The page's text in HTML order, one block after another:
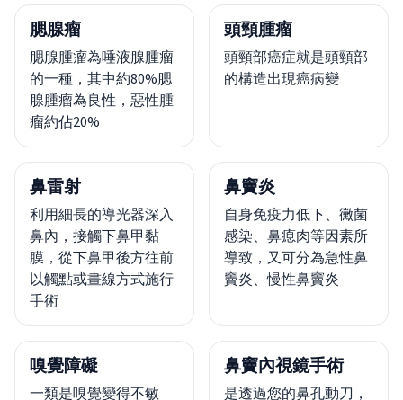
腮腺瘤
腮腺腫瘤為唾液腺腫瘤
的一種，其中約80%腮
腺腫瘤為良性，惡性腫
瘤約佔20%
頭頸腫瘤
頭頸部癌症就是頭頸部
的構造出現癌病變
鼻雷射
利用細長的導光器深入
鼻內，接觸下鼻甲黏
膜，從下鼻甲後方往前
以觸點或畫線方式施行
手術
鼻竇炎
自身免疫力低下、黴菌
感染、鼻瘜肉等因素所
導致，又可分為急性鼻
竇炎、慢性鼻竇炎
嗅覺障礙
一類是嗅覺變得不敏
鼻竇內視鏡手術
是透過您的鼻孔動刀，